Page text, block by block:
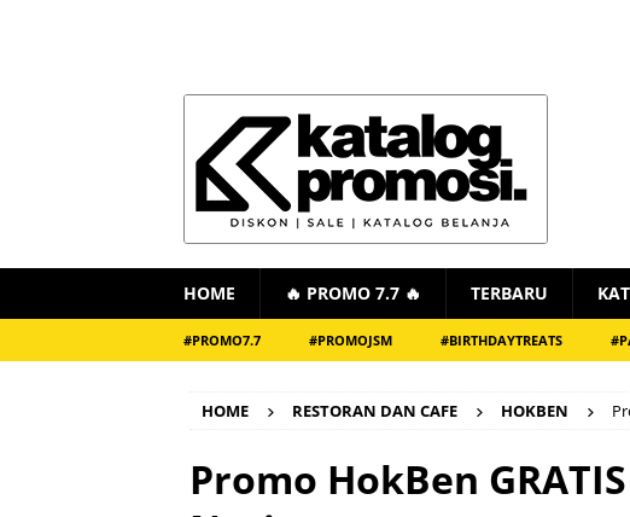
HOME 🔥 PROMO 7.7 🔥 TERBARU
#PROMO7.7 #PROMOJSM #BIRTHDAYTREATS
HOME RESTORAN DAN CAFE HOKBEN
Promo HokBen